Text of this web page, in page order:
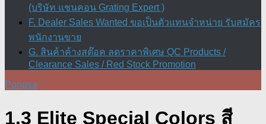
(บริษัท แชนคอน Grating Expert )
F. Dealer Sales Wanted ขอเป็นตัวแทนจำหน่าย รับสมัคร
พนักงานขาย
G. สินค้าค้างสต๊อค ลดราคาพิเศษ QC Products /
Clearance Sales / Red Stock Promotion
Pongsa
1.3 Elite Special Colors สี